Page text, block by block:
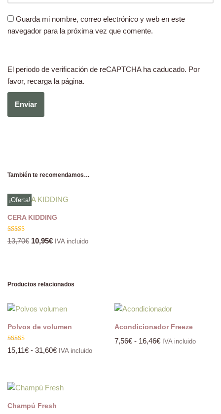
Guarda mi nombre, correo electrónico y web en este
navegador para la próxima vez que comente.
El periodo de verificación de reCAPTCHA ha caducado. Por
favor, recarga la página.
También te recomendamos…
¡Oferta!
CERA KIDDING
Valorado
con
13,70€ 10,95€ IVA incluido
Productos relacionados
Polvos de volumen
Valorado
con
15,11€ - 31,60€ IVA incluido
Acondicionador Freeze
7,56€ - 16,46€ IVA incluido
Champú Fresh